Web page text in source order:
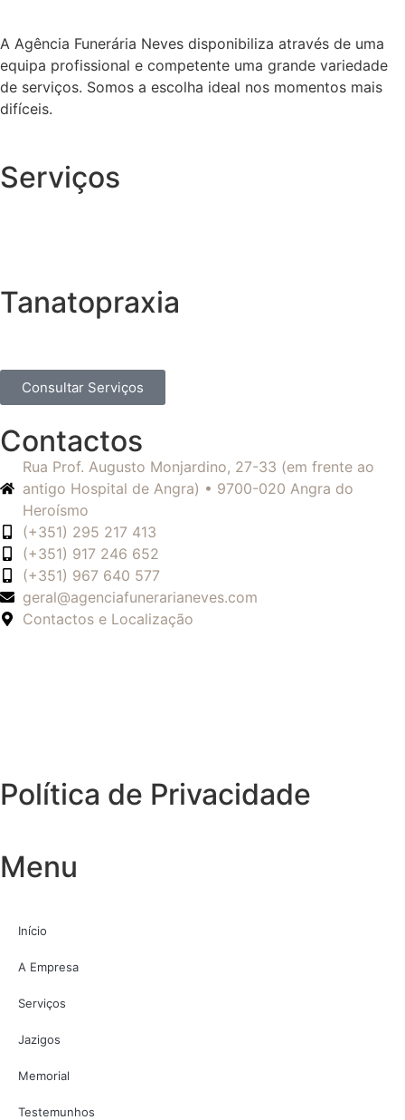
A Agência Funerária Neves disponibiliza através de uma
equipa profissional e competente uma grande variedade
de serviços. Somos a escolha ideal nos momentos mais
difíceis.
Serviços
Tanatopraxia
Consultar Serviços
Contactos
Rua Prof. Augusto Monjardino, 27-33 (em frente ao
antigo Hospital de Angra) • 9700-020 Angra do
Heroísmo
(+351) 295 217 413
(+351) 917 246 652
(+351) 967 640 577
geral@agenciafunerarianeves.com
Contactos e Localização
Política de Privacidade
Menu
Início
A Empresa
Serviços
Jazigos
Memorial
Testemunhos